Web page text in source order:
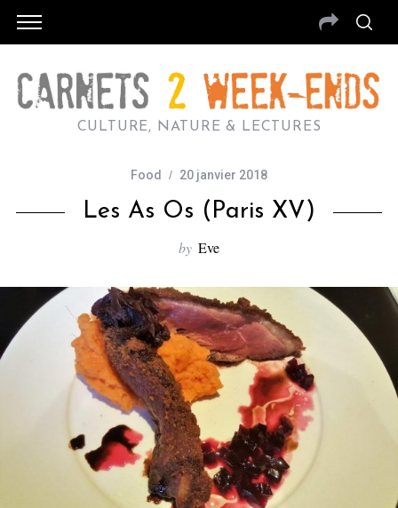
CULTURE, NATURE & LECTURES
Food 20 janvier 2018
Les As Os (Paris XV)
by Eve